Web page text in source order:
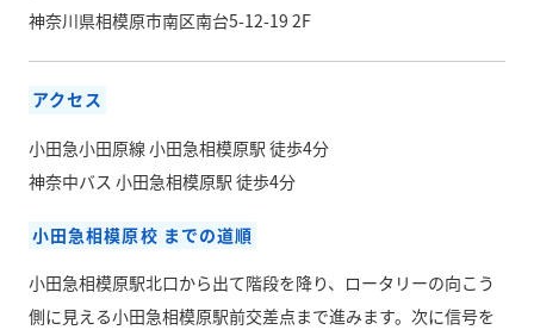
神奈川県相模原市南区南台5-12-19 2F
アクセス
小田急小田原線 小田急相模原駅 徒歩4分
神奈中バス 小田急相模原駅 徒歩4分
小田急相模原校 までの道順
小田急相模原駅北口から出て階段を降り、ロータリーの向こう
側に見える小田急相模原駅前交差点まで進みます。次に信号を